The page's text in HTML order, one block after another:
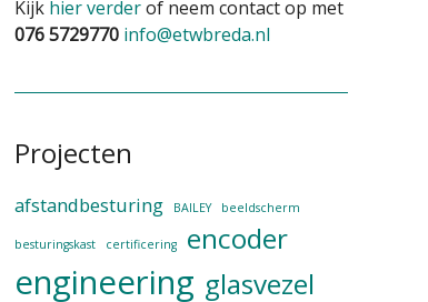
Kijk hier verderof neem contact op met
076 5729770 info@etwbreda.nl
Projecten
afstandbesturing BAILEY beeldscherm
besturingskast certificering encoder
engineering glasvezel